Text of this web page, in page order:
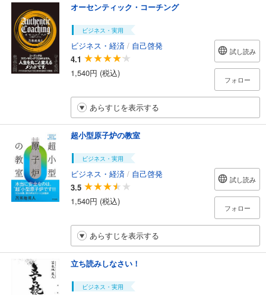
オーセンティック・コーチング
ビジネス・実用
ビジネス・経済 / 自己啓発
4.1
1,540円 (税込)
試し読み
フォロー
あらすじを表示する
超小型原子炉の教室
ビジネス・実用
ビジネス・経済 / 自己啓発
3.5
1,540円 (税込)
試し読み
フォロー
あらすじを表示する
立ち読みしなさい！
ビジネス・実用